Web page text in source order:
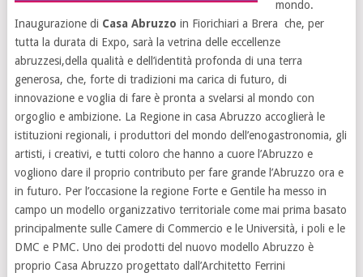
mondo.
Inaugurazione di Casa Abruzzo in Fiorichiari a Brera che, per
tutta la durata di Expo, sarà la vetrina delle eccellenze
abruzzesi,della qualità e dell’identità profonda di una terra
generosa, che, forte di tradizioni ma carica di futuro, di
innovazione e voglia di fare è pronta a svelarsi al mondo con
orgoglio e ambizione. La Regione in casa Abruzzo accoglierà le
istituzioni regionali, i produttori del mondo dell’enogastronomia, gli
artisti, i creativi, e tutti coloro che hanno a cuore l’Abruzzo e
vogliono dare il proprio contributo per fare grande l’Abruzzo ora e
in futuro. Per l’occasione la regione Forte e Gentile ha messo in
campo un modello organizzativo territoriale come mai prima basato
principalmente sulle Camere di Commercio e le Università, i poli e le
DMC e PMC. Uno dei prodotti del nuovo modello Abruzzo è
proprio Casa Abruzzo progettato dall’Architetto Ferrini